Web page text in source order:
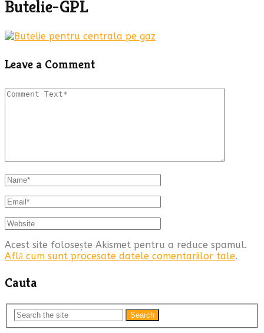
Butelie-GPL
Leave a Comment
Acest site folosește Akismet pentru a reduce spamul.
Află cum sunt procesate datele comentariilor tale.
Cauta
Search